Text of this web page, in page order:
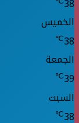
38
الخميس
38
℃
الجمعة
39
℃
السبت
38
℃